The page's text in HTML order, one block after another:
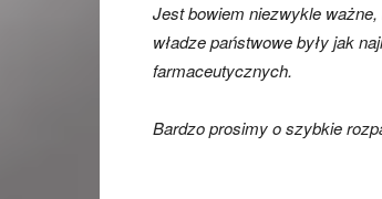
Jest bowiem niezwykle
władze państwowe były jak
farmaceutycznych.
Bardzo prosimy o szybkie